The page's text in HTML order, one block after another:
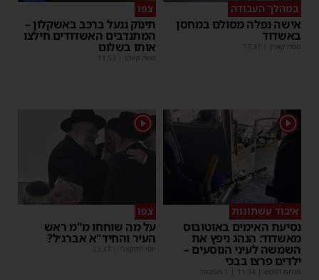
במהלך העבודה
אישה נפלה מסולם במחסן
באשדוד
משה קאהן 17:31
צפו
תינוק ננעל ברכב באשקלון –
המתנדבים האשדודים חילצו
אותו בשלום
משה קאהן 11:53
1
איבוד עשתונות
נסיעת האימים באוטובוס
מאשדוד: הנהג ניפץ את
השמשה לעיני הנוסעים –
ילדים פרצו בבכי
מנחם דויטש 11:34
1
צפו
על מה שוחחו מ"מ ראש
העיר והחיד"א אברג׳ל?
יוסי יחזקאלי 23:37